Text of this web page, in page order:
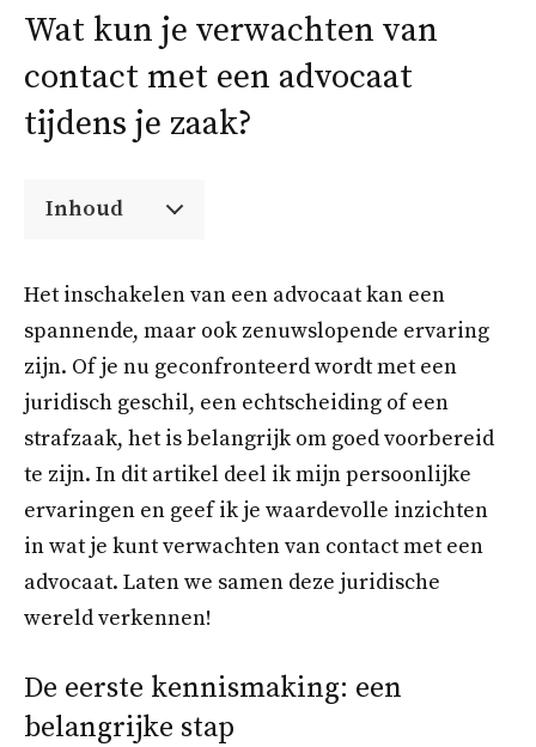
Wat kun je verwachten van
contact met een advocaat
tijdens je zaak?
Inhoud
Het inschakelen van een advocaat kan een
spannende, maar ook zenuwslopende ervaring
zijn. Of je nu geconfronteerd wordt met een
juridisch geschil, een echtscheiding of een
strafzaak, het is belangrijk om goed voorbereid
te zijn. In dit artikel deel ik mijn persoonlijke
ervaringen en geef ik je waardevolle inzichten
in wat je kunt verwachten van contact met een
advocaat. Laten we samen deze juridische
wereld verkennen!
De eerste kennismaking: een
belangrijke stap